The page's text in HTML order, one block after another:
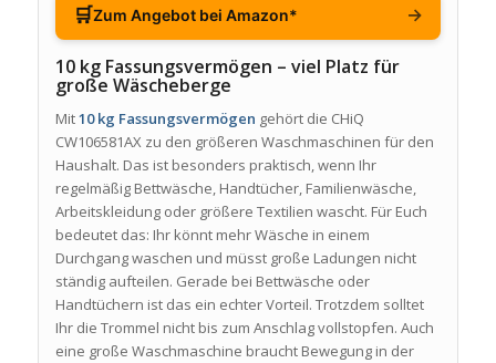
🛒Zum Angebot bei Amazon* →
10 kg Fassungsvermögen – viel Platz für
große Wäscheberge
Mit10 kg Fassungsvermögen gehört die CHiQ
CW106581AX zu den größeren Waschmaschinen für den
Haushalt. Das ist besonders praktisch, wenn Ihr
regelmäßig Bettwäsche, Handtücher, Familienwäsche,
Arbeitskleidung oder größere Textilien wascht. Für Euch
bedeutet das: Ihr könnt mehr Wäsche in einem
Durchgang waschen und müsst große Ladungen nicht
ständig aufteilen. Gerade bei Bettwäsche oder
Handtüchern ist das ein echter Vorteil. Trotzdem solltet
Ihr die Trommel nicht bis zum Anschlag vollstopfen. Auch
eine große Waschmaschine braucht Bewegung in der